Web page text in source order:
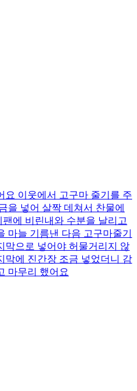
요 이웃에서 고구마 줄기를 주
을 넣어 살짝 데쳐서 찬물에
에 비린내와 수분을 날리고
마늘 기름낸 다음 고구마줄기
막으로 넣어야 허물거리지 않
막에 진간장 조금 넣었더니 감
마무리 했어요